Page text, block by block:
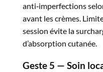
anti‑imperfections
avant les crèmes.
session évite la
d’absorption cutanée.​
Geste 5 — Soin